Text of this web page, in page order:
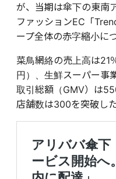
が、当期は傘下の東南
ファッションEC「
ープ全体の赤字縮小に
菜鳥網絡の売上高は21
円）、生鮮スーパー事
取引総額（GMV）は
店舗数は300を突破した